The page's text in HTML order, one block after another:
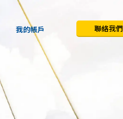
我的帳戶 聯絡我們